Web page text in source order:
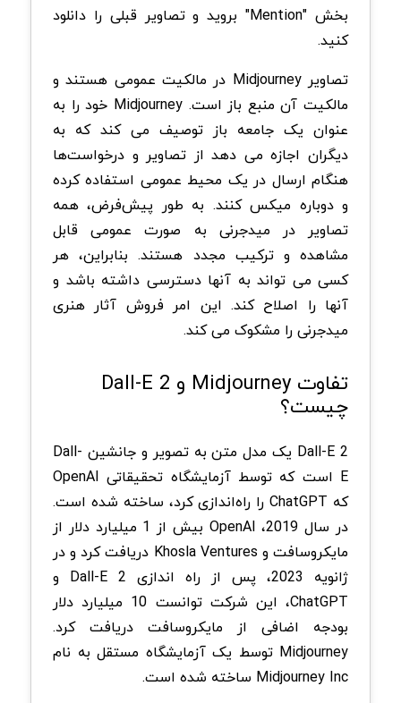
بخش "Mention" بروید و تصاویر قبلی را دانلود
کنید.
تصاویر Midjourney در مالکیت عمومی هستند و
مالکیت آن منبع باز است. Midjourney خود را به
عنوان یک جامعه باز توصیف می کند که به
دیگران اجازه می دهد از تصاویر و درخواست‌ها
هنگام ارسال در یک محیط عمومی استفاده کرده
و دوباره میکس کنند. به طور پیش‌فرض، همه
تصاویر در میدجرنی به صورت عمومی قابل
مشاهده و ترکیب مجدد هستند. بنابراین، هر
کسی می تواند به آنها دسترسی داشته باشد و
آنها را اصلاح کند. این امر فروش آثار هنری
میدجرنی را مشکوک می کند.
تفاوت Midjourney و Dall-E 2
چیست؟
Dall-E 2 یک مدل متن به تصویر و جانشین Dall-
E است که توسط آزمایشگاه تحقیقاتی OpenAI
که ChatGPT را راه‌اندازی کرد، ساخته شده است.
در سال 2019، OpenAI بیش از 1 میلیارد دلار از
مایکروسافت و Khosla Ventures دریافت کرد و در
ژانویه 2023، پس از راه اندازی Dall-E 2 و
ChatGPT، این شرکت توانست 10 میلیارد دلار
بودجه اضافی از مایکروسافت دریافت کرد.
Midjourney توسط یک آزمایشگاه مستقل به نام
Midjourney Inc ساخته شده است.